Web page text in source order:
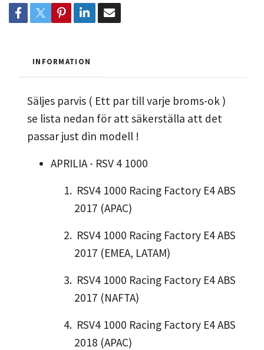
INFORMATION
Säljes parvis ( Ett par till varje broms-ok )
se lista nedan för att säkerställa att det
passar just din modell !
APRILIA - RSV 4 1000
RSV4 1000 Racing Factory E4 ABS
2017 (APAC)
RSV4 1000 Racing Factory E4 ABS
2017 (EMEA, LATAM)
RSV4 1000 Racing Factory E4 ABS
2017 (NAFTA)
RSV4 1000 Racing Factory E4 ABS
2018 (APAC)